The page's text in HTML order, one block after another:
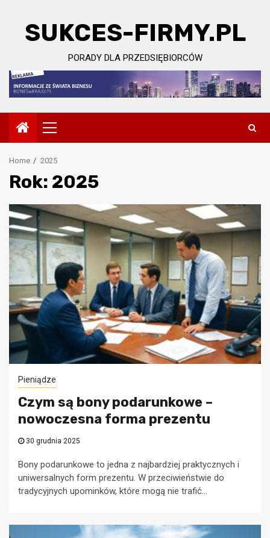
contentSUKCES-FIRMY.PL
PORADY DLA PRZEDSIĘBIORCÓW
Primary
Menu
Home 2025
Rok: 2025
Pieniądze
Czym są bony podarunkowe –
nowoczesna forma prezentu
30 grudnia 2025
Bony podarunkowe to jedna z najbardziej praktycznych i
uniwersalnych form prezentu. W przeciwieństwie do
tradycyjnych upominków, które mogą nie trafić...